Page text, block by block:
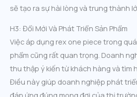
sẽ tạo ra sự hài lòng và trung thành
H3: Đổi Mới Và Phát Triển Sản Phẩm
Việc áp dụng rex one piece trong
phẩm cũng rất quan trọng. Doanh
thu thập ý kiến từ khách hàng và tìm
Điều này giúp doanh nghiệp phát